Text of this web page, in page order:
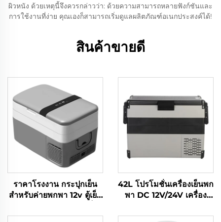
ผิวหนัง ด้วยเหตุนี้จึงควรกล่าวว่า: ด้วยความสามารถหลายฟังก์ชันและ
การใช้งานที่ง่าย คุณเองก็สามารถเริ่มดูแลผลิตภัณฑ์อเนกประสงค์ได้!
สินค้าขายดี
ราคาโรงงาน กระปุกเย็น
สําหรับค่ายพกพา 12v ตู้เย็น
รถ 30L
42L โปรโมชั่นเครื่องเย็นพก
พา DC 12V/24V เครื่อง